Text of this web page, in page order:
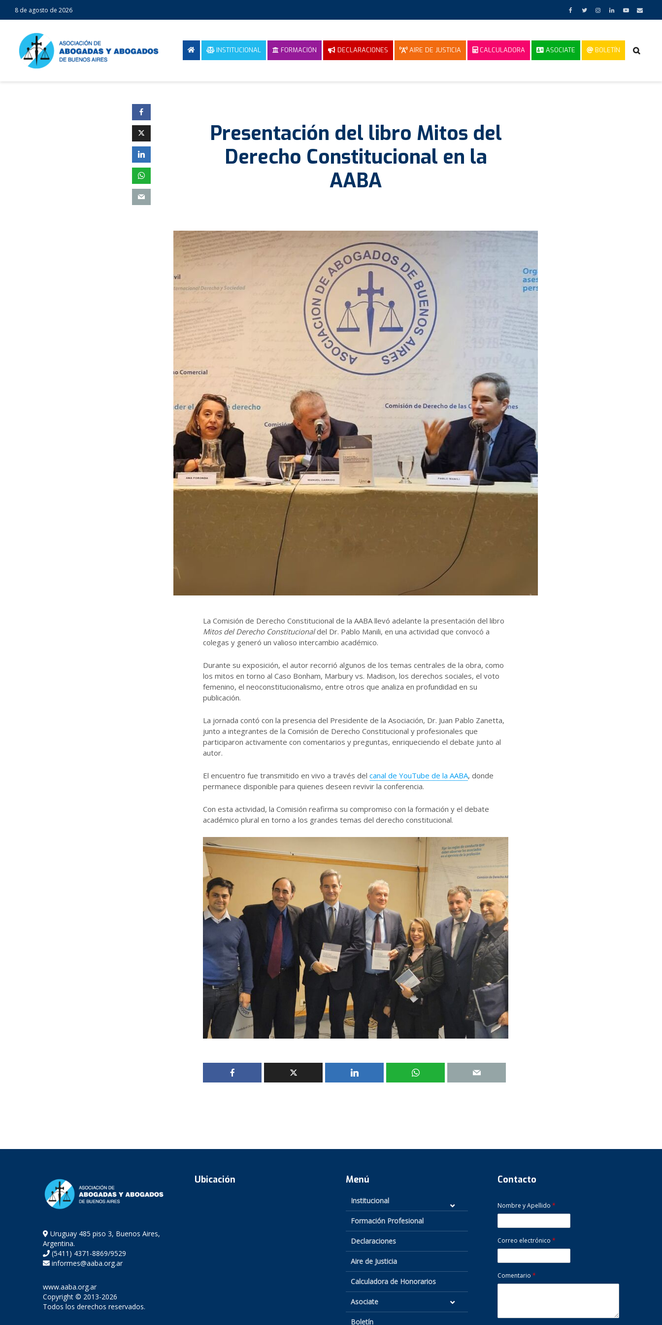
8 de agosto de 2026
INSTITUCIONAL FORMACIÓN DECLARACIONES AIRE DE JUSTICIA CALCULADORA ASOCIATE BOLETÍN
Presentación del libro Mitos del
Derecho Constitucional en la
AABA
La Comisión de Derecho Constitucional de la AABA llevó adelante la presentación del libro
Mitos del Derecho Constitucionaldel Dr. Pablo Manili, en una actividad que convocó a
colegas y generó un valioso intercambio académico.
Durante su exposición, el autor recorrió algunos de los temas centrales de la obra, como
los mitos en torno al Caso Bonham, Marbury vs. Madison, los derechos sociales, el voto
femenino, el neoconstitucionalismo, entre otros que analiza en profundidad en su
publicación.
La jornada contó con la presencia del Presidente de la Asociación, Dr. Juan Pablo Zanetta,
junto a integrantes de la Comisión de Derecho Constitucional y profesionales que
participaron activamente con comentarios y preguntas, enriqueciendo el debate junto al
autor.
El encuentro fue transmitido en vivo a través del canal de YouTube de la AABA, donde
permanece disponible para quienes deseen revivir la conferencia.
Con esta actividad, la Comisión reafirma su compromiso con la formación y el debate
académico plural en torno a los grandes temas del derecho constitucional.
Uruguay 485 piso 3, Buenos Aires,
Argentina.
(5411) 4371-8869/9529
informes@aaba.org.ar
www.aaba.org.ar
Copyright © 2013-2026
Todos los derechos reservados.
Ubicación Menú
Institucional
Formación Profesional
Declaraciones
Aire de Justicia
Calculadora de Honorarios
Asociate
Boletín
Contacto
Nombre y Apellido *
Correo electrónico *
Comentario *